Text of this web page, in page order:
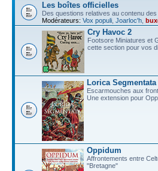
Les boîtes officielles
Des questions relatives au contenu
Modérateurs: Vox populi Joarloc'h
Cry Havoc 2
Footsore Miniatures et
cette section pour vos
Lorica Segmentata
Escarmouches aux
Une extension pour
Oppidum
Affrontements entre
"Bretagne"